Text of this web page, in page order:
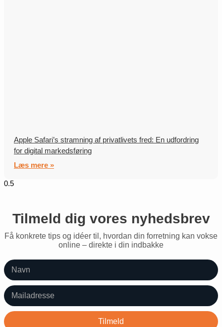
Apple Safari’s stramning af privatlivets fred: En udfordring
for digital markedsføring
Læs mere »
Tilmeld dig vores nyhedsbrev
Få konkrete tips og idéer til, hvordan din forretning kan vokse
online – direkte i din indbakke